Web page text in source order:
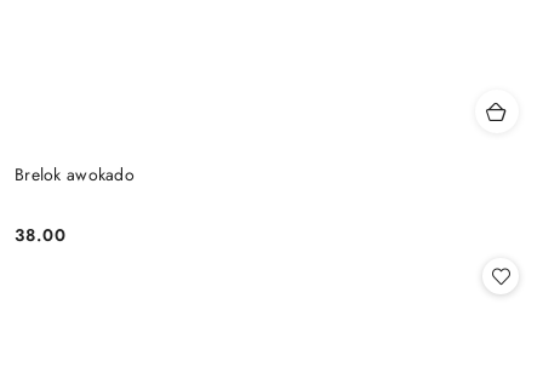
Brelok awokado
Cena:
38.00